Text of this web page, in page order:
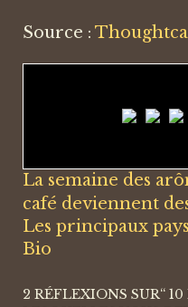
Source :
La semaine des
café deviennent
Les principaux
Bio
2 RÉFLEXIONS SUR“ 10